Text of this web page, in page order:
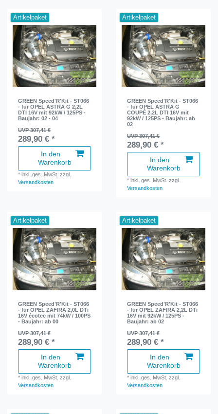
Artikelpaket
GREEN Speed'R'Kit - ST066
- für OPEL ASTRA G 2,2L
DTI 16V mit 92kW / 125PS -
Baujahr: 02 - 04
UVP 307,41 €
289,90 € *
In den
Warenkorb
*inkl. ges. MwSt. zzgl.
Versandkosten
Artikelpaket
GREEN Speed'R'Kit - ST066
- für OPEL ASTRA G
COUPÉ 2,2L DTI 16V mit
92kW / 125PS - Baujahr: ab
02
UVP 307,41 €
289,90 € *
In den
Warenkorb
*inkl. ges. MwSt. zzgl.
Versandkosten
Artikelpaket
GREEN Speed'R'Kit - ST066
- für OPEL ZAFIRA 2,0L DTi
16V écotec mit 74kW / 100PS
- Baujahr: ab 00
UVP 307,41 €
289,90 € *
In den
Warenkorb
*inkl. ges. MwSt. zzgl.
Versandkosten
Artikelpaket
GREEN Speed'R'Kit - ST066
- für OPEL ZAFIRA 2,2L DTi
16V mit 92kW / 125PS -
Baujahr: ab 02
UVP 307,41 €
289,90 € *
In den
Warenkorb
*inkl. ges. MwSt. zzgl.
Versandkosten